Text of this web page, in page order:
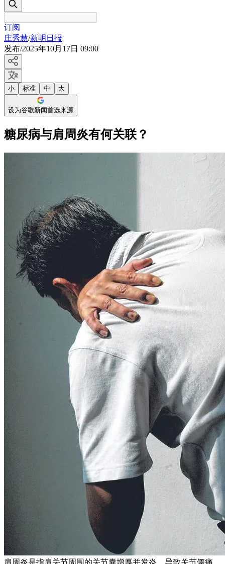
订阅
庄秀慧/新明日报
发布/2025年10月17日 09:00
小 标准 中 大
设为谷歌新闻首选来源
糖尿病与肩周炎有何关联？
肩周炎是指肩关节周围的关节囊增厚并发炎，导致关节僵痛。